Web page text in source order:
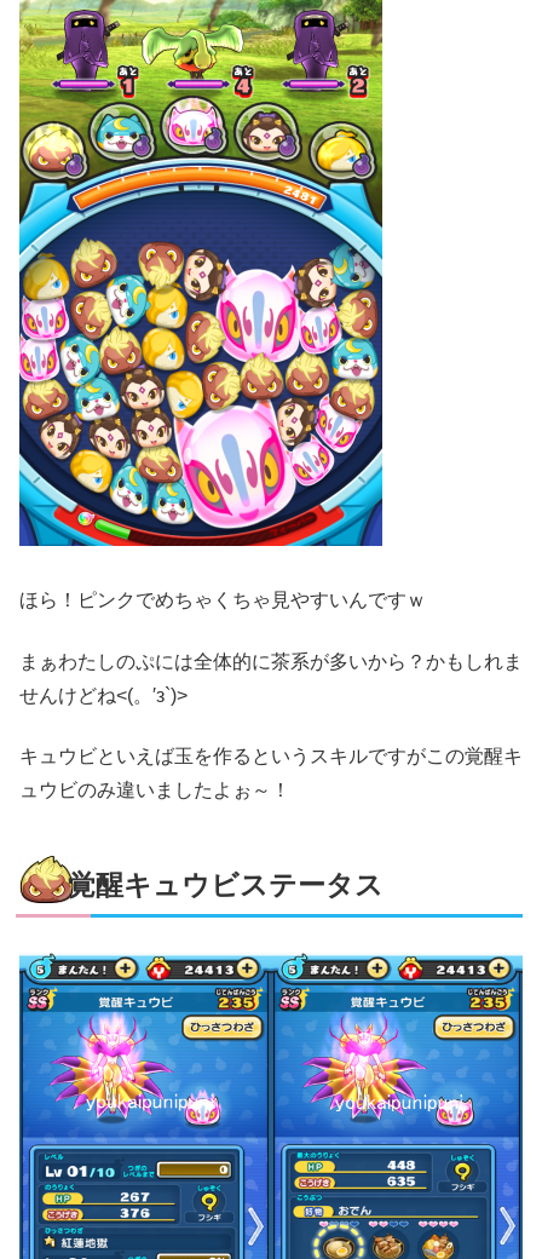
ほら！ピンクでめちゃくちゃ見やすいんですｗ
まぁわたしのぷには全体的に茶系が多いから？かもしれま
せんけどね<(。′з`)>
キュウビといえば玉を作るというスキルですがこの覚醒キ
ュウビのみ違いましたよぉ～！
覚醒キュウビステータス